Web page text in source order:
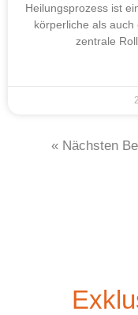
Heilungsprozess ist
körperliche als
zentrale
« Nächsten